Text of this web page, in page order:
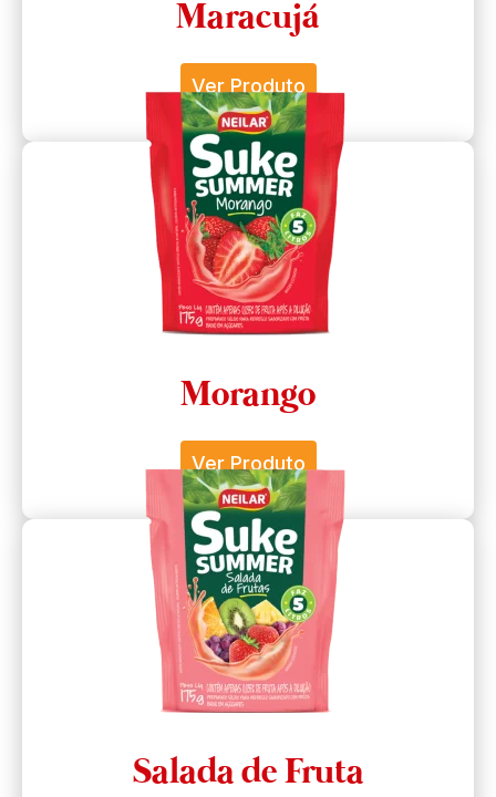
Maracujá
Ver Produto
Morango
Ver Produto
Salada de Fruta